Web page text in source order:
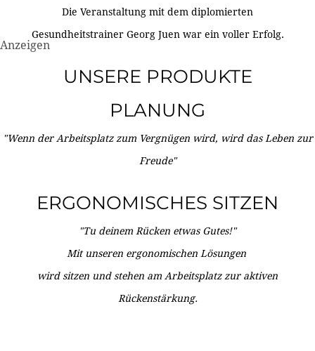
Die Veranstaltung mit dem diplomierten
Gesundheitstrainer Georg Juen war ein voller Erfolg.
Anzeigen
UNSERE PRODUKTE
PLANUNG
"Wenn der Arbeitsplatz zum Vergnügen wird, wird das Leben zur
Freude"
ERGONOMISCHES SITZEN
"Tu deinem Rücken etwas Gutes!"
Mit unseren ergonomischen Lösungen
wird sitzen und stehen am Arbeitsplatz zur aktiven
Rückenstärkung.